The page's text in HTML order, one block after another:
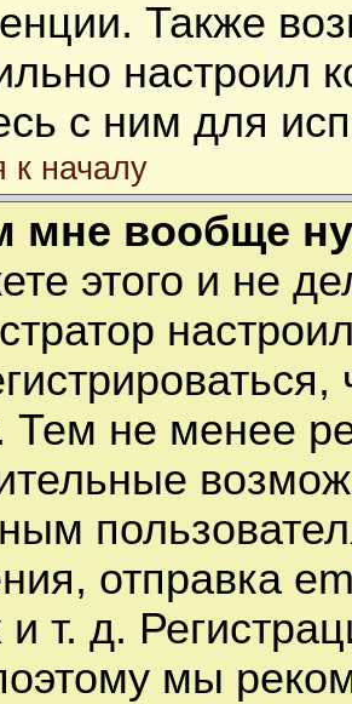
Также
настроил
с ним для
к началу
мне вообще
этого и не
Тем не менее
отправка
и т. д.
мы